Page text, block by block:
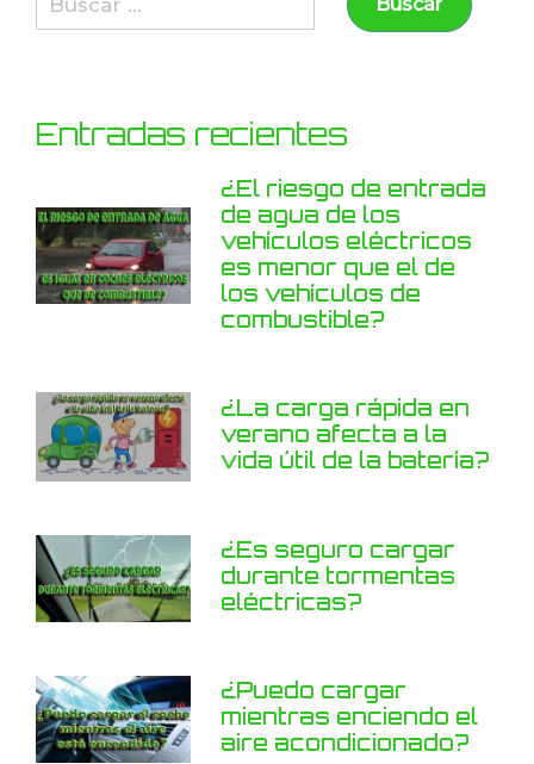
Entradas recientes
¿El riesgo de entrada
de agua de los
vehículos eléctricos
es menor que el de
los vehículos de
combustible?
¿La carga rápida en
verano afecta a la
vida útil de la batería?
¿Es seguro cargar
durante tormentas
eléctricas?
¿Puedo cargar
mientras enciendo el
aire acondicionado?